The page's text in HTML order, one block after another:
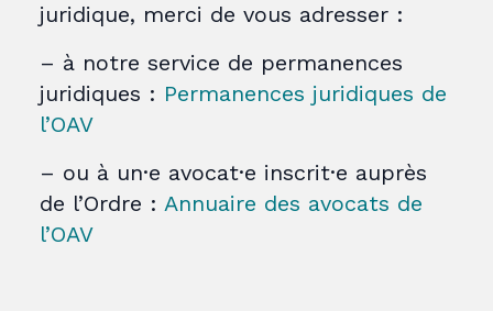
juridique, merci de vous adresser :
– à notre service de permanences
juridiques : Permanences juridiques de
l’OAV
– ou à un·e avocat·e inscrit·e auprès
de l’Ordre : Annuaire des avocats de
l’OAV